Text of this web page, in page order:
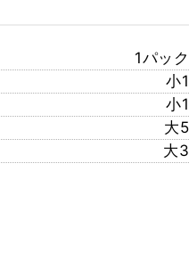
1パック
小1
小1
大5
大3